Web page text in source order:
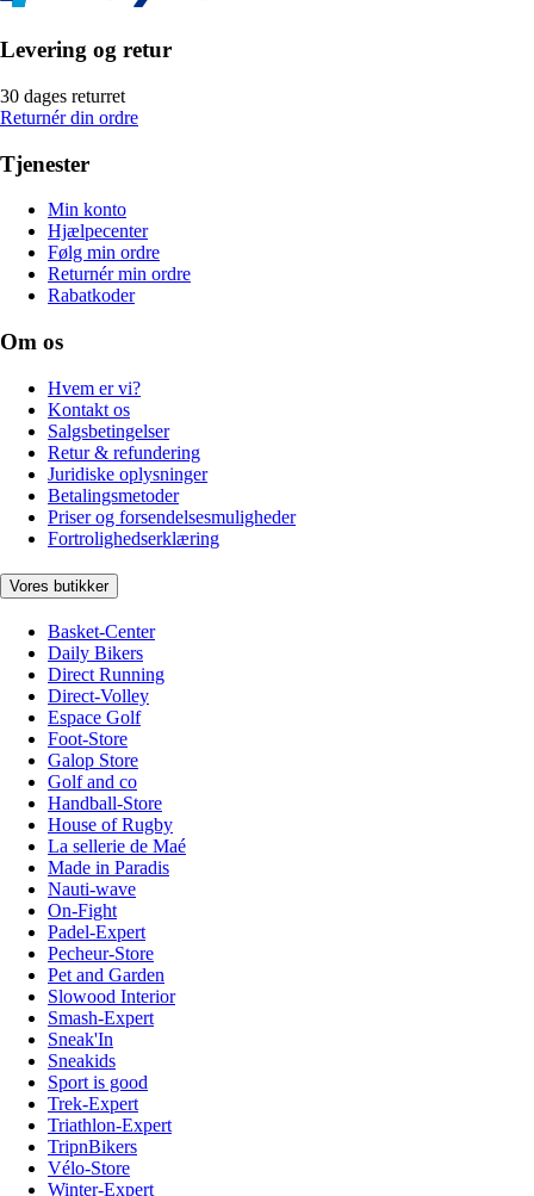
Levering og retur
30 dages returret
Returnér din ordre
Tjenester
Min konto
Hjælpecenter
Følg min ordre
Returnér min ordre
Rabatkoder
Om os
Hvem er vi?
Kontakt os
Salgsbetingelser
Retur & refundering
Juridiske oplysninger
Betalingsmetoder
Priser og forsendelsesmuligheder
Fortrolighedserklæring
Vores butikker
Basket-Center
Daily Bikers
Direct Running
Direct-Volley
Espace Golf
Foot-Store
Galop Store
Golf and co
Handball-Store
House of Rugby
La sellerie de Maé
Made in Paradis
Nauti-wave
On-Fight
Padel-Expert
Pecheur-Store
Pet and Garden
Slowood Interior
Smash-Expert
Sneak'In
Sneakids
Sport is good
Trek-Expert
Triathlon-Expert
TripnBikers
Vélo-Store
Winter-Expert